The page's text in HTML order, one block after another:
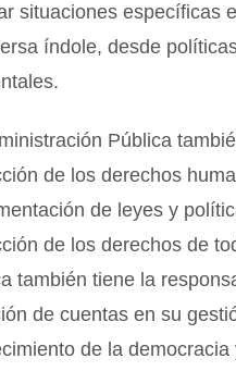
situaciones específicas
índole, desde
Pública
de los derechos
de leyes y
de los derechos de
también tiene la
de cuentas en su
de la